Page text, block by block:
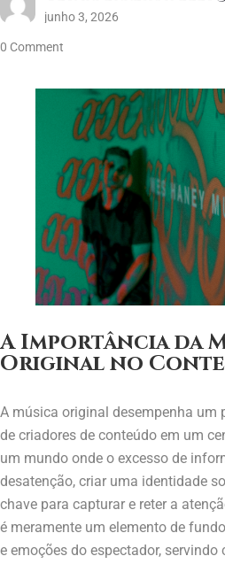
junho 3, 2026
0 Comment
A Importância da
Original no
A música original desempenha um
de criadores de conteúdo em um
um mundo onde o excesso de
desatenção, criar uma identidade
chave para capturar e reter a
é meramente um elemento de
e emoções do espectador,